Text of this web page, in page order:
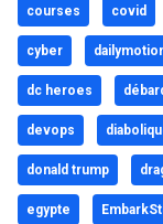
courses covid
cyber
dc heroes
devops
donald trump
egypte